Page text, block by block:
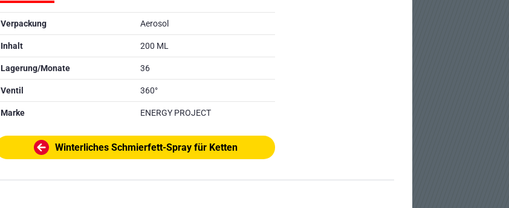
Verpackung Aerosol
Inhalt 200 ML
Lagerung/Monate 36
Ventil 360°
Marke ENERGY PROJECT
Winterliches Schmierfett-Spray für Ketten